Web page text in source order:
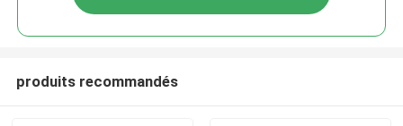
produits recommandés